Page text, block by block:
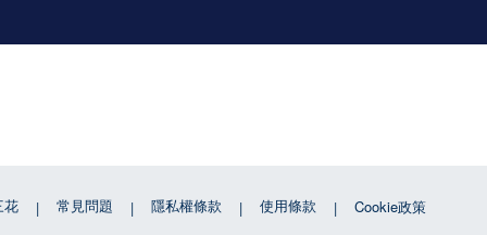
花 常見問題 隱私權條款 使用條款 Cookie政策